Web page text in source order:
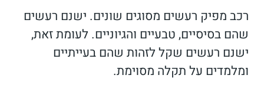
רכב מפיק רעשים מסוגים שונים. ישנם רעשים
שהם בסיסיים, טבעיים והגיוניים. לעומת זאת,
ישנם רעשים שקל לזהות שהם בעייתיים
ומלמדים על תקלה מסוימת.